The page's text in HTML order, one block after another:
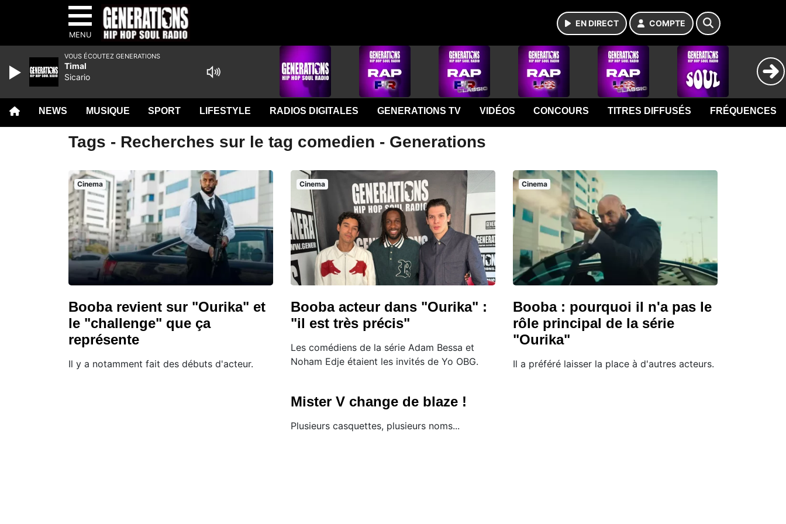
MENU
EN DIRECT COMPTE
NEWS MUSIQUE SPORT LIFESTYLE RADIOS DIGITALES GENERATIONS TV VIDÉOS CONCOURS TITRES DIFFUSÉS FRÉQUENCES
Tags - Recherches sur le tag comedien - Generations
Cinema
Booba revient sur "Ourika" et
le "challenge" que ça
représente
Il y a notamment fait des débuts d'acteur.
Cinema
Booba acteur dans "Ourika" :
"il est très précis"
Les comédiens de la série Adam Bessa et
Noham Edje étaient les invités de Yo OBG.
Cinema
Booba : pourquoi il n'a pas le
rôle principal de la série
"Ourika"
Il a préféré laisser la place à d'autres acteurs.
Mister V change de blaze !
Plusieurs casquettes, plusieurs noms...
VOUS ÉCOUTEZ GENERATIONS
Timal
Sicario